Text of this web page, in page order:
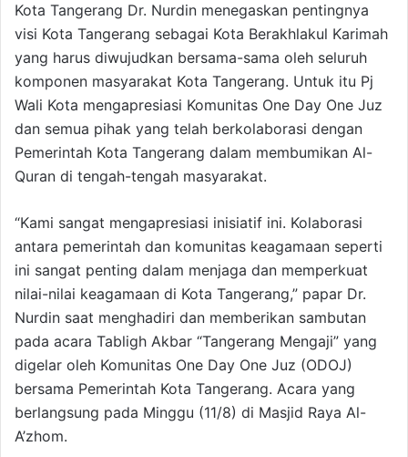
Kota Tangerang Dr. Nurdin menegaskan pentingnya
visi Kota Tangerang sebagai Kota Berakhlakul Karimah
yang harus diwujudkan bersama-sama oleh seluruh
komponen masyarakat Kota Tangerang. Untuk itu Pj
Wali Kota mengapresiasi Komunitas One Day One Juz
dan semua pihak yang telah berkolaborasi dengan
Pemerintah Kota Tangerang dalam membumikan Al-
Quran di tengah-tengah masyarakat.
“Kami sangat mengapresiasi inisiatif ini. Kolaborasi
antara pemerintah dan komunitas keagamaan seperti
ini sangat penting dalam menjaga dan memperkuat
nilai-nilai keagamaan di Kota Tangerang,” papar Dr.
Nurdin saat menghadiri dan memberikan sambutan
pada acara Tabligh Akbar “Tangerang Mengaji” yang
digelar oleh Komunitas One Day One Juz (ODOJ)
bersama Pemerintah Kota Tangerang. Acara yang
berlangsung pada Minggu (11/8) di Masjid Raya Al-
A’zhom.